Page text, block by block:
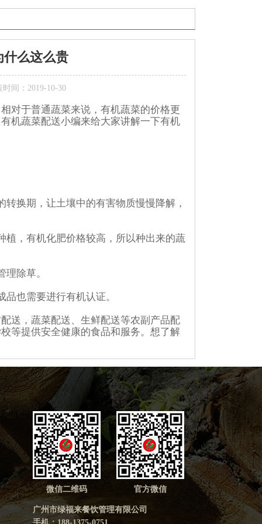
么这么贵
时间：2019-10-30
对于普通蔬菜来说，有机蔬菜的价格更
机蔬菜配送小编来给大家讲解一下有机
换期，让土壤中的有害物质慢慢降解，
植，有机化肥价格较高，所以种出来的蔬
除草。
也需要进行有机认证。
送，蔬菜配送、生鲜配送等农副产品配
等提供安全健康的食品和服务。想了解
微信二维码 官方微信
广州市绿福来餐饮管理有限公司